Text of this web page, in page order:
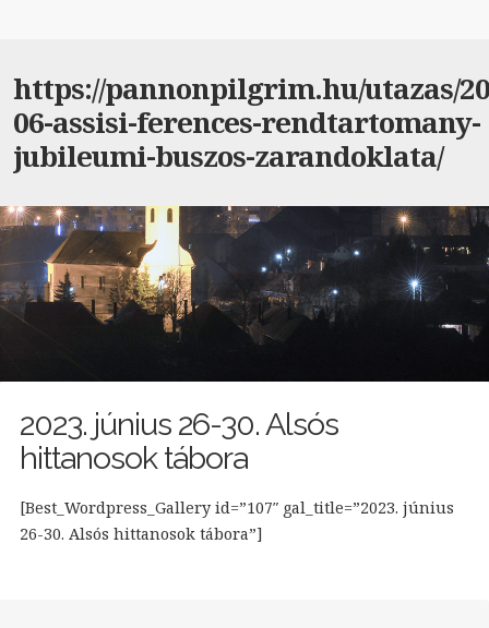
https://pannonpilgrim.hu/utazas/
06-assisi-ferences-rendtartomany-
jubileumi-buszos-zarandoklata/
2023. június 26-30. Alsós
hittanosok tábora
[Best_Wordpress_Gallery id=”107″ gal_title=”2023. június
26-30. Alsós hittanosok tábora”]